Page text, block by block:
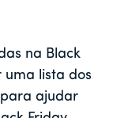
na Black
uma lista dos
para ajudar